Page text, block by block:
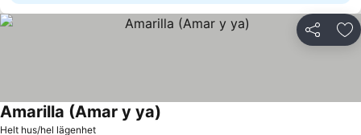
Dela
Helt hus/hel lägenhet
Amarilla (Amar y ya)